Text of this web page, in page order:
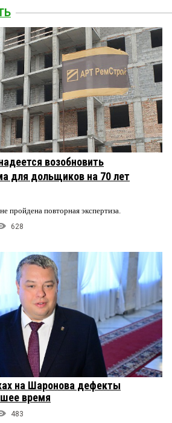
возобновить
для дольщиков на 70 лет
пройдена повторная экспертиза.
628
на Шаронова дефекты
время
483